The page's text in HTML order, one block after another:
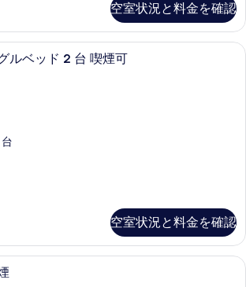
空室状況と料金を確認
羽毛の掛け布団、デスク、遮光カー
ルベッド 2 台 喫煙可
空室状況と料金を確認
羽毛の掛け布団、デスク、遮光カー